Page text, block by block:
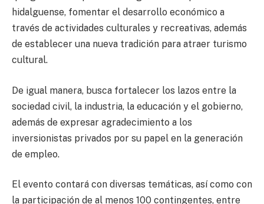
hidalguense, fomentar el desarrollo económico a
través de actividades culturales y recreativas, además
de establecer una nueva tradición para atraer turismo
cultural.
De igual manera, busca fortalecer los lazos entre la
sociedad civil, la industria, la educación y el gobierno,
además de expresar agradecimiento a los
inversionistas privados por su papel en la generación
de empleo.
El evento contará con diversas temáticas, así como con
la participación de al menos 100 contingentes, entre